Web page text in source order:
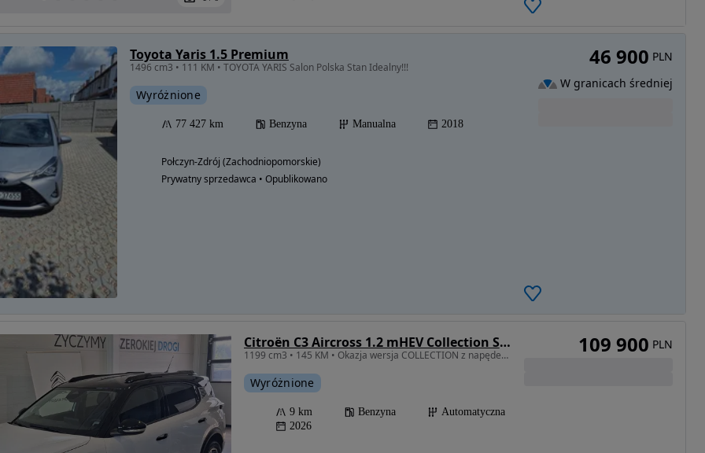
Toyota Yaris 1.5 Premium
1496 cm3 • 111 KM • TOYOTA YARIS Salon Polska Stan Idealny!!!
Wyróżnione
77 427 km Benzyna Manualna 2018
Połczyn-Zdrój (Zachodniopomorskie)
Prywatny sprzedawca • Opublikowano
46 900 PLN
W granicach średniej
Citroën C3 Aircross 1.2 mHEV Collection S&S eDCT6
1199 cm3 • 145 KM • Okazja wersja COLLECTION z napędem hybrydowym ddostępna "od ręki"
Wyróżnione
9 km Benzyna
Automatyczna
2026
109 900 PLN